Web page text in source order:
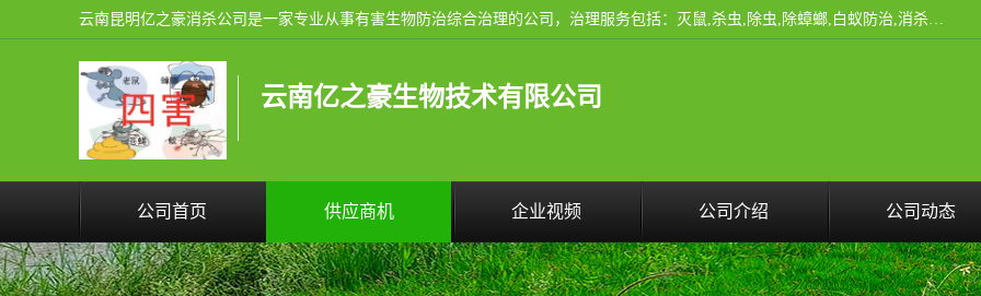
云南昆明亿之豪消杀公司是一家专业从事有害生物防治综合治理的公司，治理服务包括：灭鼠,杀虫,除虫,除蟑螂,白蚁防治,消杀等；安全环保,快速上门,价格透明,完善的售后服务,不影响您的生活工作。
云南亿之豪生物技术有限公司
公司首页 供应商机 企业视频 公司介绍 公司动态